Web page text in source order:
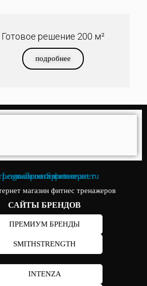
Готовое решение 200 м²
подробнее
магазин фитнес тренажеров
САЙТЫ БРЕНДОВ
ПРЕМИУМ БРЕНДЫ
SMITHSTRENGTH
INTENZA